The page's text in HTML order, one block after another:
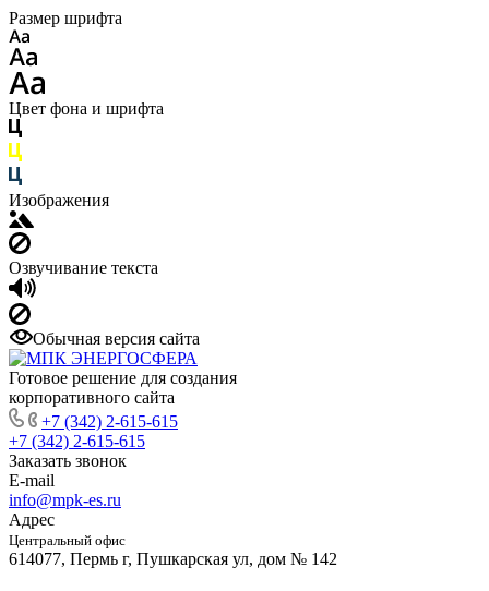
Размер шрифта
Цвет фона и шрифта
Изображения
Озвучивание текста
Обычная версия сайта
Готовое решение для создания
корпоративного сайта
+7 (342) 2-615-615
+7 (342) 2-615-615
Заказать звонок
E-mail
info@mpk-es.ru
Адрес
Центральный офис
614077, Пермь г, Пушкарская ул, дом № 142